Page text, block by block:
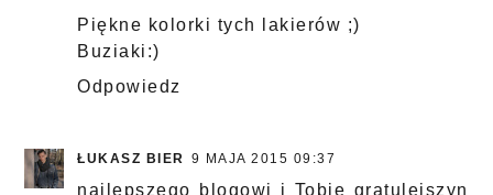
Piękne kolorki tych lakierów ;)
Buziaki:)
Odpowiedz
ŁUKASZ BIER 9 MAJA 2015 09:37
najlepszego blogowi i Tobie gratulejszyn